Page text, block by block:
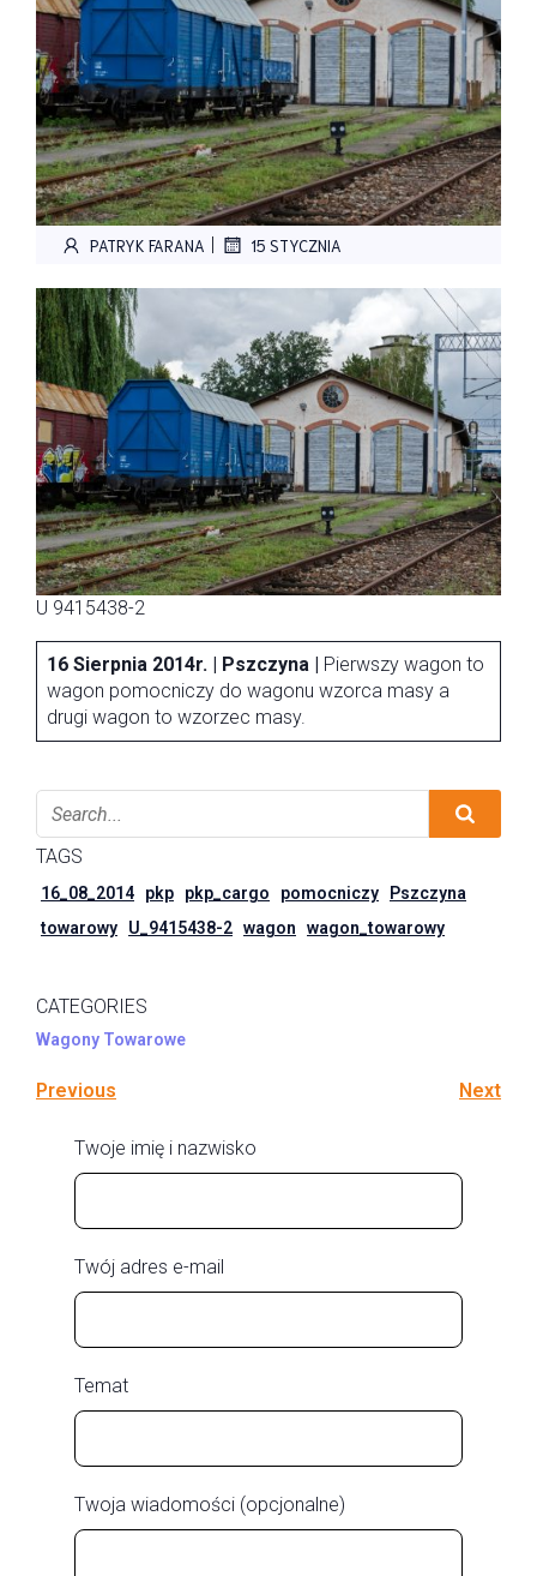
PATRYK FARANA | 15 STYCZNIA
U 9415438-2
16 Sierpnia 2014r. | Pszczyna | Pierwszy wagon to
wagon pomocniczy do wagonu wzorca masy a
drugi wagon to wzorzec masy.
TAGS
16_08_2014 pkp pkp_cargo pomocniczy
Pszczyna
towarowy
U_9415438-2 wagon wagon_towarowy
CATEGORIES
Wagony Towarowe
Previous Next
Twoje imię i nazwisko
Twój adres e-mail
Temat
Twoja wiadomości (opcjonalne)